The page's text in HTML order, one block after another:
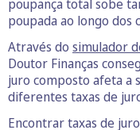
poupança total sobe
poupada ao longo dos
Através do simulador
Doutor Finanças
juro composto afeta a
diferentes taxas de
Encontrar taxas de